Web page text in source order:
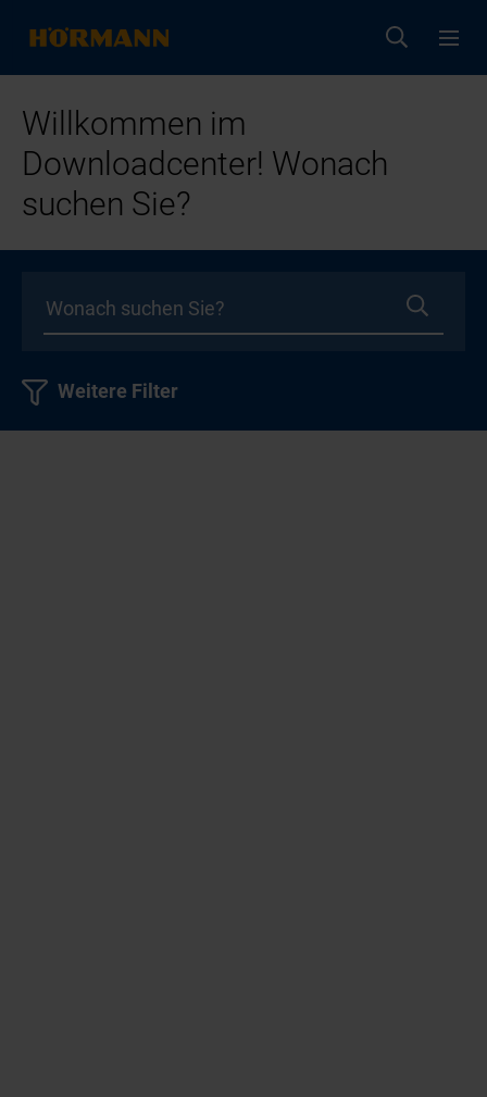
Willkommen im
Downloadcenter! Wonach
suchen Sie?
Weitere Filter